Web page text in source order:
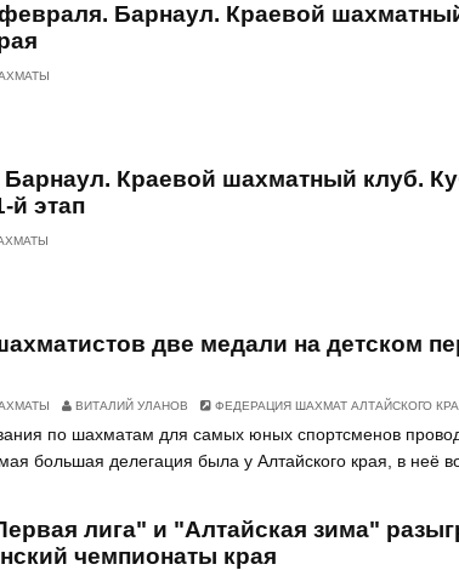
Барнаул. Краевой
Барнаул. Краевой шахматный клуб.
й этап
две медали на детском
ВИТАЛИЙ УЛАНОВ ФЕДЕРАЦИЯ ШАХМАТ АЛТАЙСКОГО
по шахматам для самых юных спортсменов
большая делегация была у Алтайского края, в неё
лига" и "Алтайская зима"
чемпионаты края